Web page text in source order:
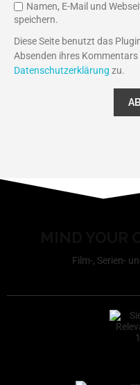
Namen, E-Mail und
speichern.
Diese Seite benutzt das
Absenden ihres
Datenschutzerklärung zu.
Film-, Serien-